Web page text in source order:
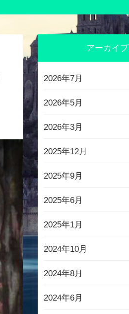
アーカイブ
2026年7月
2026年5月
2026年3月
2025年12月
2025年9月
2025年6月
2025年1月
2024年10月
2024年8月
2024年6月